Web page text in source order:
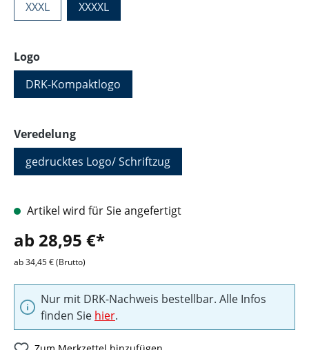
XXXL
XXXXL
Logoauswählen
DRK-Kompaktlogo
Veredelungauswählen
gedrucktes Logo/ Schriftzug
Artikel wird für Sie angefertigt
ab 28,95 €*
ab 34,45 € (Brutto)
Nur mit DRK-Nachweis bestellbar. Alle Infos
finden Sie hier.